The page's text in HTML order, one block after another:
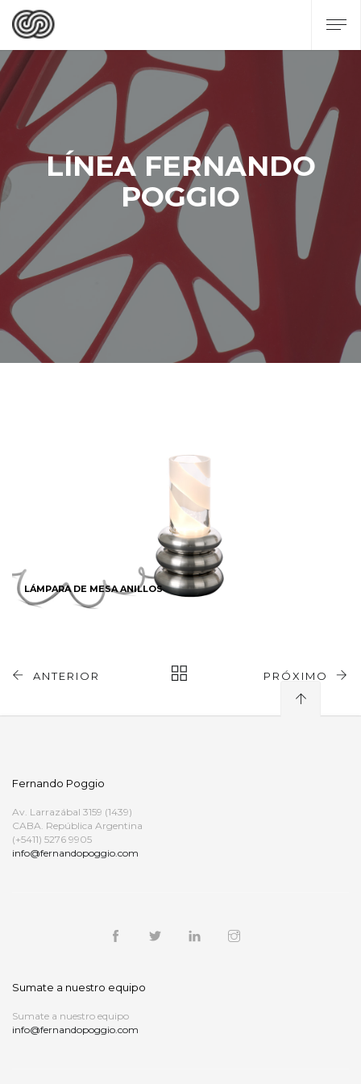
LÍNEA FERNANDO
POGGIO
LÁMPARA DE MESA ANILLOS
ANTERIOR PRÓXIMO
Fernando Poggio
Av. Larrazábal 3159 (1439)
CABA. República Argentina
(+5411) 5276 9905
info@fernandopoggio.com
Sumate a nuestro equipo
Sumate a nuestro equipo
info@fernandopoggio.com